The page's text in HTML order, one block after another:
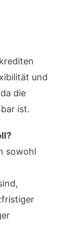
und
die
ist.
sowohl